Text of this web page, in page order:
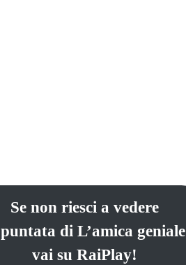
Se non riesci a vedere
di L’amica geniale
vai su RaiPlay!